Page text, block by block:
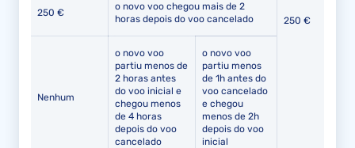
250 €
250 €
o novo voo chegou mais de 2
horas depois do voo cancelado
Nenhum
o novo voo
partiu menos de
2 horas antes
do voo inicial e
chegou menos
de 4 horas
depois do voo
cancelado
o novo voo
partiu menos
de 1h antes do
voo cancelado
e chegou
menos de 2h
depois do voo
inicial